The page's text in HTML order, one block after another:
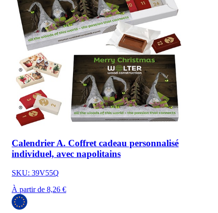
Calendrier A. Coffret cadeau personnalisé
individuel, avec napolitains
SKU: 39V55Q
À partir de 8,26 €